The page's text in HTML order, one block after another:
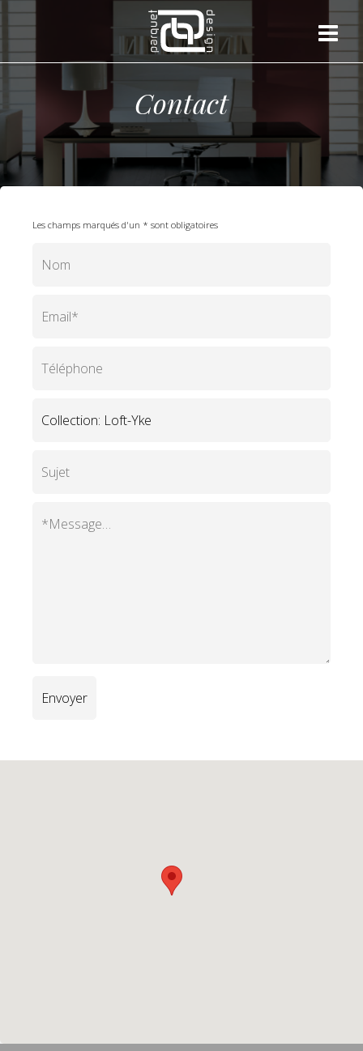
Contact
Les champs marqués d'un * sont obligatoires